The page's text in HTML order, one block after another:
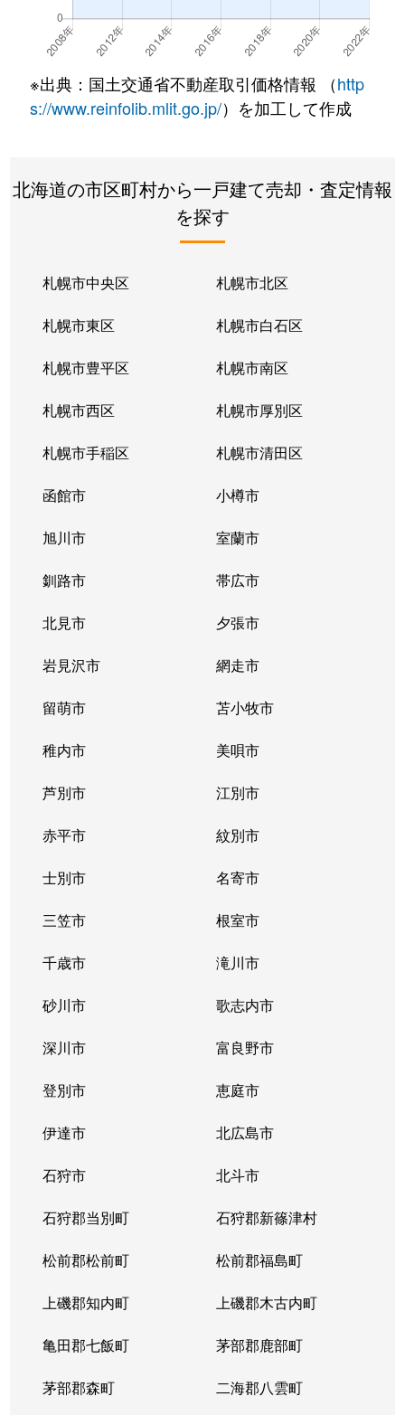
※出典：国土交通省不動産取引価格情報 （http
s://www.reinfolib.mlit.go.jp/）を加工して作成
北海道の市区町村から一戸建て売却・査定情報
を探す
札幌市中央区 札幌市北区
札幌市東区 札幌市白石区
札幌市豊平区 札幌市南区
札幌市西区 札幌市厚別区
札幌市手稲区 札幌市清田区
函館市 小樽市
旭川市 室蘭市
釧路市 帯広市
北見市 夕張市
岩見沢市 網走市
留萌市 苫小牧市
稚内市 美唄市
芦別市 江別市
赤平市 紋別市
士別市 名寄市
三笠市 根室市
千歳市 滝川市
砂川市 歌志内市
深川市 富良野市
登別市 恵庭市
伊達市 北広島市
石狩市 北斗市
石狩郡当別町 石狩郡新篠津村
松前郡松前町 松前郡福島町
上磯郡知内町 上磯郡木古内町
亀田郡七飯町 茅部郡鹿部町
茅部郡森町 二海郡八雲町